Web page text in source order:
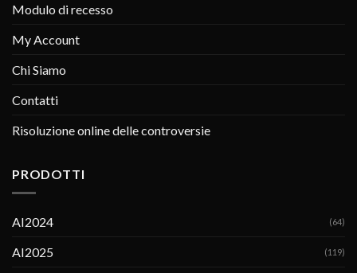
Modulo di recesso
My Account
Chi Siamo
Contatti
Risoluzione online delle controversie
PRODOTTI
AI2024 (64)
AI2025 (119)